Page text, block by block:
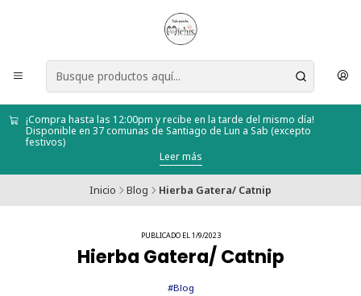
¡Compra hasta las 12:00pm y recibe en la tarde del mismo día!
Disponible en 37 comunas de Santiago de Lun a Sab (excepto
festivos)
Leer más
Inicio Blog Hierba Gatera/ Catnip
PUBLICADO EL 1/9/2023
Hierba Gatera/ Catnip
#Blog